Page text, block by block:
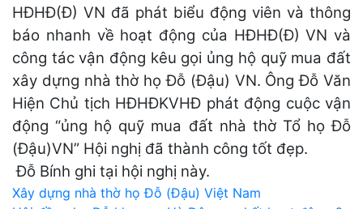
HĐHĐ(Đ) VN đã phát biểu động viên và thông
báo nhanh về hoạt động của HĐHĐ(Đ) VN và
công tác vận động kêu gọi ủng hộ quỹ mua đất
xây dựng nhà thờ họ Đỗ (Đậu) VN. Ông Đỗ Văn
Hiện Chủ tịch HĐHĐKVHĐ phát động cuộc vận
động “ủng hộ quỹ mua đất nhà thờ Tổ họ Đỗ
(Đậu)VN” Hội nghị đã thành công tốt đẹp.
Đỗ Bính ghi tại hội nghị này.
Điều
Xây dựng nhà thờ họ Đỗ (Đậu) Việt Nam